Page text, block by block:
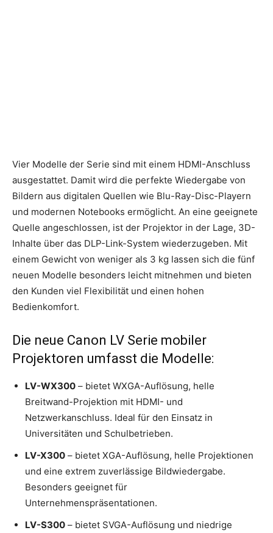
Vier Modelle der Serie sind mit einem HDMI-Anschluss
ausgestattet. Damit wird die perfekte Wiedergabe von
Bildern aus digitalen Quellen wie Blu-Ray-Disc-Playern
und modernen Notebooks ermöglicht. An eine geeignete
Quelle angeschlossen, ist der Projektor in der Lage, 3D-
Inhalte über das DLP-Link-System wiederzugeben. Mit
einem Gewicht von weniger als 3 kg lassen sich die fünf
neuen Modelle besonders leicht mitnehmen und bieten
den Kunden viel Flexibilität und einen hohen
Bedienkomfort.
Die neue Canon LV Serie mobiler
Projektoren umfasst die Modelle:
LV-WX300 – bietet WXGA-Auflösung, helle
Breitwand-Projektion mit HDMI- und
Netzwerkanschluss. Ideal für den Einsatz in
Universitäten und Schulbetrieben.
LV-X300 – bietet XGA-Auflösung, helle Projektionen
und eine extrem zuverlässige Bildwiedergabe.
Besonders geeignet für
Unternehmenspräsentationen.
LV-S300 – bietet SVGA-Auflösung und niedrige